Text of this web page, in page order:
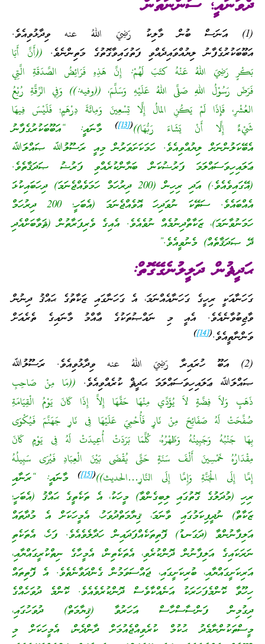
ދެވަނައީ؛ ސުންނަތުން
(1) އަނަސް ބުން މާލިކު رَضِيَ اللهُ عنه ވިދާޅުވިއެވެ.
އަބޫބަކުރުގެފާނު ލިޔުއްވައިދެއްވި ފަތުގައިވާގޮތުގެ މަތިންނެވެ. ((أَنَّ أَبَا
بَكْرٍ رَضِيَ اللهُ عَنْهُ كتَبَ لَهُمْ: إِنَّ هَذِهِ فَرَائِضُ الصَّدَقَةِ الَّتِي
فَرَضَ رَسُوْلُ اللهِ صَلَّى اللهُ عَلَيْهِ وَسَلَّمَ، ((وفيه:)) وَفِي الرِّقَّةِ رُبْعُ
العُشْرِ، فَإِذَا لَمْ يَكُنِ المالُ إِلَّا تِسْعِينَ وَمِائَةَ دِرْهَمٍ؛ فَلَيْسَ فِيهَا
شَيْءٌ إِلَّا أَنْ يَشَاءَ رَبُّهَا))(
[13]
)
މާނައީ: “އަބޫބަކުރުގެފާނު
އެބޭކަލުންނަށް ލިޔުއްވިއެވެ. ހަމަކަށަވަރުން މިއީ ރަސޫލުﷲ ޞައްލަﷲ
ޢަލައިހިވަސައްލަމަ ފަރުޟުކަން ބަޔާންކުރެއްވި ފަރުޟު ޞަދަޤާތެވެ.
(އޭގައިވެއެވެ.) އަދި ރިހިން (200 ދިރުހަމް ހަމަވެއްޖެނަމަ) ދިހަބައިކުޅަ
އެއްބައެވެ. ސަތޭކަ ނުވަދިހަ އޮވެއްޖެނަމަ (އެބަހީ؛ 200 ދިރުހަމް
ހަމަނުވާނަމަ)، ޒަކާތްދިނުމެއް ނުވެއެވެ. އެއިގެ ވެރިފަރާތުން (ޘަވާބަށްއެދި
ދޭ ޞަދަޤާތެއް) މެނުވީއެވެ.”
ޙަދީޘުން ދަލީލުނެގޭގޮތް:
ގަހަނާއަކީ ރިހީގެ ގަހަނާއެއްނަމަ، އެ ގަހަނާގައި ޒަކާތުގެ ޙައްޤު ދިނުން
ވާޖިބުވާނެއެވެ. އެއީ މި ނައްޞުތަކުގެ ޢާއްމު މާނައިގެ ތެރެއަށް
ވަންނާތީއެވެ.(
[14]
)
(2) އަބޫ ހުރައިރާ رَضِيَ اللهُ عنه ވިދާޅުވިއެވެ. ރަސޫލުﷲ
ޞައްލަﷲ ޢަލައިހިވަސައްލަމަ ޙަދީޘް ކުރެއްވިއެވެ. ((مَا مِنْ صَاحِبِ
ذَهَبٍ وَلاَ فِضَّةٍ لاَ يُؤَدِّي مِنْهَا حَقَّهَا إِلاَّ إِذَا كَانَ يَوْمُ الْقِيَامَةِ
صُفِّحَتْ لَهُ صَفَائِحَ مِنْ نَارٍ فَأُحْمِيَ عَلَيْهَا فِى نَارِ جَهَنَّمَ فَيُكْوَى
بِهَا جَنْبُهُ وَجَبِينُهُ وَظَهْرُهُ، كُلَّمَا بَرَدَتْ أُعِيدَتْ لَهُ فِى يَوْمٍ كَانَ
مِقْدَارُهُ خَمْسِينَ أَلْفَ سَنَةٍ حَتَّى يُقْضَى بَيْنَ الْعِبَادِ فَيُرَى سَبِيلُهُ
إِمَّا إِلَى الْجَنَّةِ وَإِمَّا إِلَى النَّارِ…الحديث))(
[15]
)
މާނައީ: “ރަނާއި
ރިހި (މުދަލުގެ ގޮތުގައި ލިބިގެންވާ) މީހަކު، އެ ތަކެތީގެ ޙައްޤު (އެބަހީ؛
ޒަކާތް) ނުދީފިކަމުގައި ވާނަމަ، ޤިޔާމަތްދުވަހު، އެމީހަކަށް އެ މުދާތައް
އަލިފާނުންވާ (ދަގަނޑު) ފޮތިތަކެއްފަދައިން ހަދާލެވެއެވެ. ފަހެ، އެތަކެތި
ނަރަކައިގެ އަލިފާނުން ދޮންކުރެވި، އެތަކެތިން، އެމީހާގެ ނިތްކުރީގައްޔާއި،
އަރިކަށީގައްޔާއި، ބުރިކަށީގައި، ޖައްސަވަމުން ގެންދަވާނެތެވެ. އެ ފޮތިތައް
ހިހޫވާ ކޮންމެފަހަރަކު އަނެއްކާވެސް ދޮންކުރެވެއެވެ. ކޮންމެ ދުވަހެއްގެ
ދިގުމިން ފަންސާސްހާސް އަހަރުވާ (ޤިޔާމަތް) ދުވަހުގައި،
މީސްތަކުންނާމެދު ޙުކުމް ކުރެވިއްޖެއުމަށް ދާންދެން، އެމީހަކަށް މި